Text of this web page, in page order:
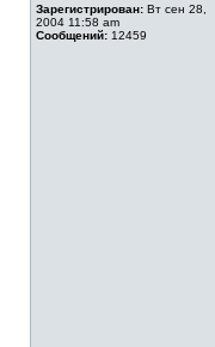
Зарегистрирован: Вт сен 28,
2004 11:58 am
Сообщений: 12459